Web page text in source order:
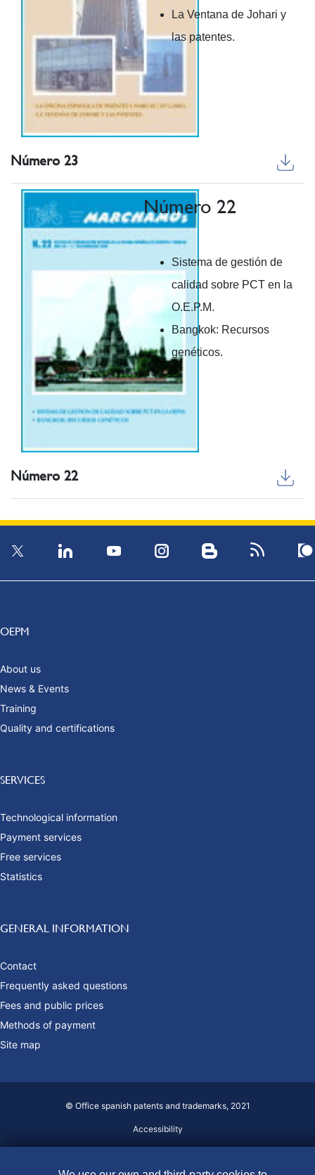
La Ventana de Johari y
las patentes.
Número 23
Número 22
Sistema de gestión de
calidad sobre PCT en la
O.E.P.M.
Bangkok: Recursos
genéticos.
Número 22
OEPM
About us
News & Events
Training
Quality and certifications
SERVICES
Technological information
Payment services
Free services
Statistics
GENERAL INFORMATION
Contact
Frequently asked questions
Fees and public prices
Methods of payment
Site map
© Office spanish patents and trademarks, 2021
Accessibility